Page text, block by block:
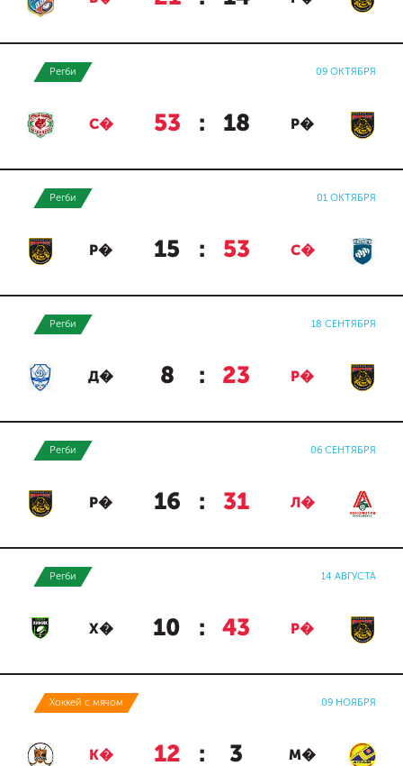
Регби 09 ОКТЯБРЯ
С� 53 : 18 Р�
Регби 01 ОКТЯБРЯ
Р� 15 : 53 С�
Регби 18 СЕНТЯБРЯ
Д� 8 : 23 Р�
Регби 06 СЕНТЯБРЯ
Р� 16 : 31 Л�
Регби 14 АВГУСТА
Х� 10 : 43 Р�
Хоккей с мячом 09 НОЯБРЯ
К� 12 : 3 М�